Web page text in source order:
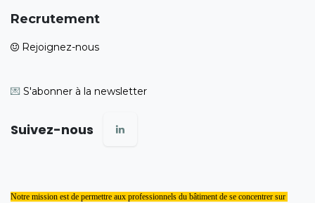
Recrutement
Rejoignez-nous
💌 S'abonner à la newsletter
Suivez-nous
Notre mission est de permettre aux professionnels du bâtiment de se concentrer sur